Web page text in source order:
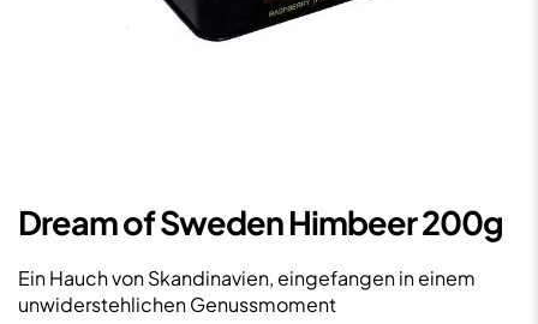
Dream of Sweden Himbeer 200g
Ein Hauch von Skandinavien, eingefangen in einem
unwiderstehlichen Genussmoment